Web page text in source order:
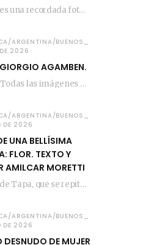
Esta es una recordada fotografía que registré…
ARGENTINA/BUENOS_
2026
AGAMBEN.
(Aclaración: Todas las imágenes de este posteo fueron tomadas de Bloghemia.com, y todos los…
ARGENTINA/BUENOS_
DE 2026
UNA BELLÍSIMA
FLOR. TEXTO Y
AMILCAR MORETTI
(La imagen de Tapa, que se repite arriba, fue compuesta por Amilcar Moretti el viernes…
ARGENTINA/BUENOS_
DE 2026
DESNUDO DE MUJER